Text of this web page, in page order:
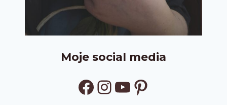
Moje social media
Facebook
Instagram
YouTube
Pinterest